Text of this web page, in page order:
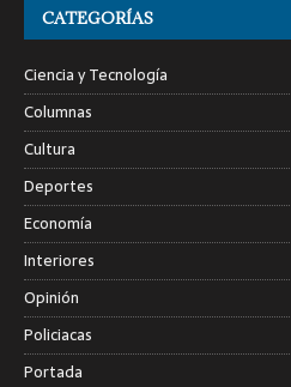
CATEGORÍAS
Ciencia y Tecnología
Columnas
Cultura
Deportes
Economía
Interiores
Opinión
Policiacas
Portada